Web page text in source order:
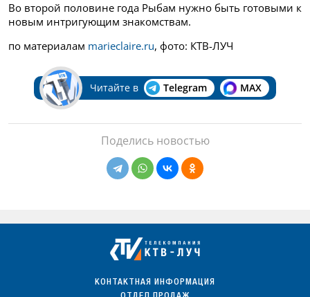
Во второй половине года Рыбам нужно быть готовыми к
новым интригующим знакомствам.
по материалам marieclaire.ru, фото: КТВ-ЛУЧ
Читайте в Telegram MAX
Поделись новостью
КОНТАКТНАЯ ИНФОРМАЦИЯ